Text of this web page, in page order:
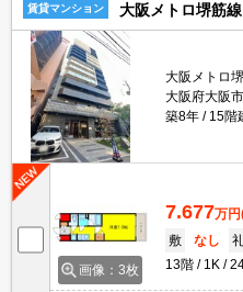
賃貸マンション 大阪メトロ堺筋
大阪メトロ
大阪府大阪
築8年
15階
画像：3枚
7.677万円
敷
なし
13階
1K